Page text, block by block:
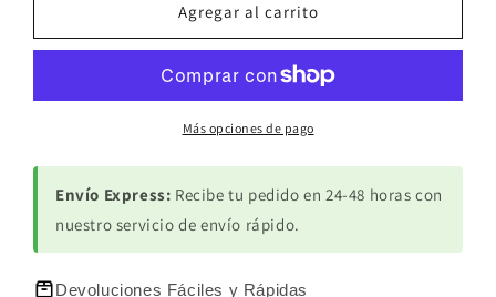
Agregar al carrito
Más opciones de pago
Envío Express: Recibe tu pedido en 24-48 horas con
nuestro servicio de envío rápido.
Devoluciones Fáciles y Rápidas